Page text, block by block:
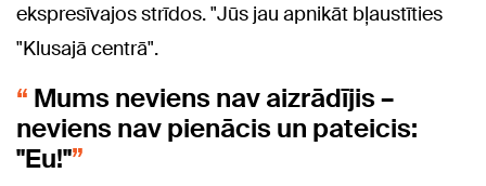
ekspresīvajos strīdos. "Jūs jau apnikāt bļaustīties
"Klusajā centrā".
Mums neviens nav aizrādījis –
neviens nav pienācis un pateicis:
"Eu!"